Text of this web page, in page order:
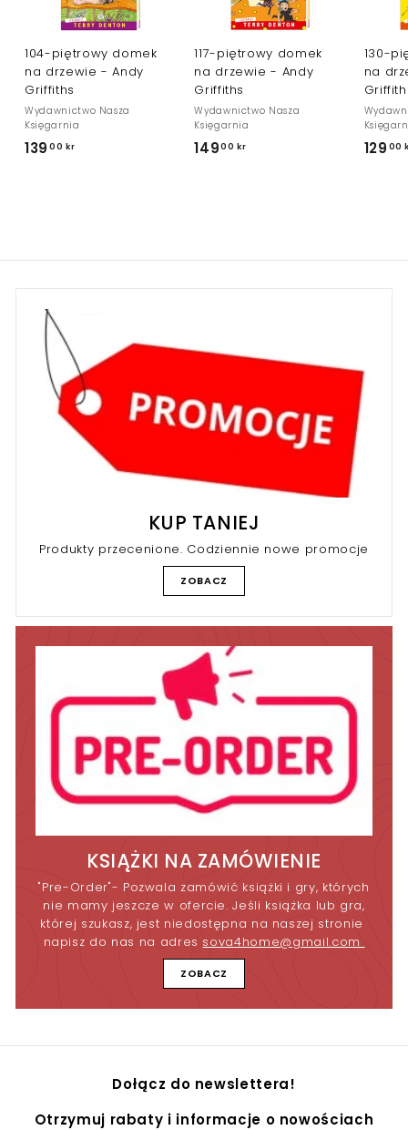
104-piętrowy domek
na drzewie - Andy
Griffiths
Wydawnictwo Nasza
Księgarnia
139 00 kr
0
117-piętrowy domek
na drzewie - Andy
Griffiths
Wydawnictwo Nasza
Księgarnia
14900 kr
0
130-
na
129 00
KUP TANIEJ
Produkty przecenione. Codziennie nowe promocje
ZOBACZ
KSIĄŻKI NA ZAMÓWIENIE
"Pre-Order"- Pozwala zamówić książki i gry, których
nie mamy jeszcze w ofercie. Jeśli książka lub gra,
której szukasz, jest niedostępna na naszej stronie
napisz do nas na adres sova4home@gmail.com
ZOBACZ
Dołącz do newslettera!
Otrzymuj rabaty i informacje o nowościach